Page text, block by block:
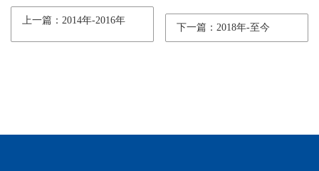
上一篇：2014年-2016年
下一篇：2018年-至今